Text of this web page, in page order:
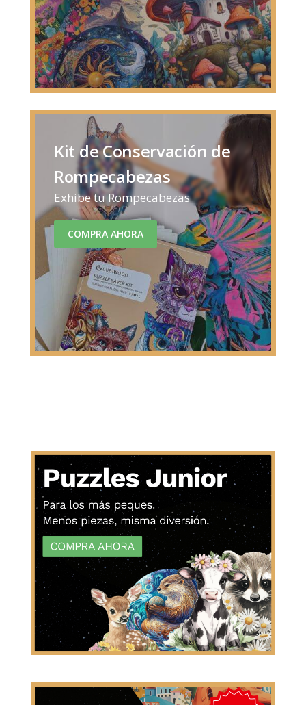
Kit de Conservación de
Rompecabezas
Exhibe tu Rompecabezas
COMPRA AHORA